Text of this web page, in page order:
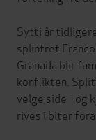
Sytti år
splintret
Granada blir
konflikten.
velge side - og